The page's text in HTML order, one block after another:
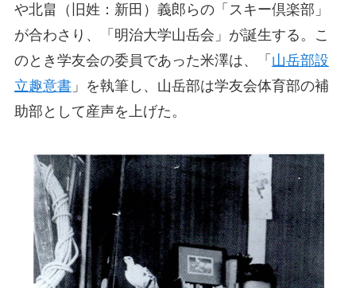
や北畠（旧姓：新田）義郎らの「スキー倶楽部」
が合わさり、「明治大学山岳会」が誕生する。こ
のとき学友会の委員であった米澤は、「 山岳部設
立趣意書」を執筆し、山岳部は学友会体育部の補
助部として産声を上げた。